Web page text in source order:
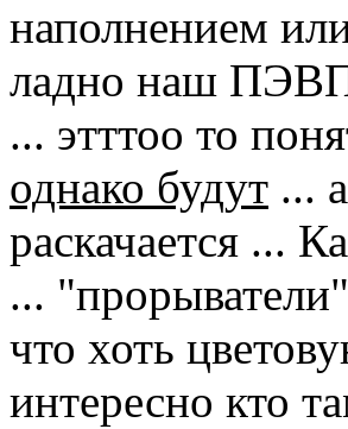
наполнением
ладно наш ПЭВП
... этттоо то
однако будут ...
раскачается ...
...
что хоть
интересно кто